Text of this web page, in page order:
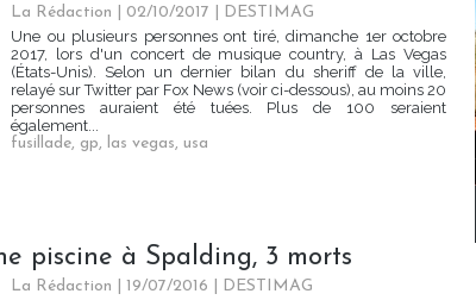
La Rédaction | 02/10/2017
DESTIMAG
Une ou plusieurs personnes ont tiré, dimanche 1er octobre
2017, lors d'un concert de musique country, à Las Vegas
(États-Unis). Selon un dernier bilan du sheriff de la ville,
relayé sur Twitter par Fox News (voir ci-dessous), au moins 20
personnes auraient été tuées. Plus de 100 seraient
également...
fusillade, gp, las vegas, usa
piscine à Spalding, 3 morts
La Rédaction | 19/07/2016
DESTIMAG